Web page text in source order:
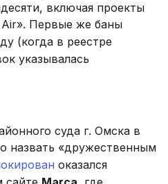
включая проекты
Air». Первые же баны
(когда в реестре
указывалась
суда г. Омска в
назвать «дружественным
оказался